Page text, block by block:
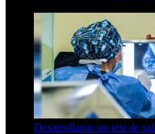
Desarrollaron un test de